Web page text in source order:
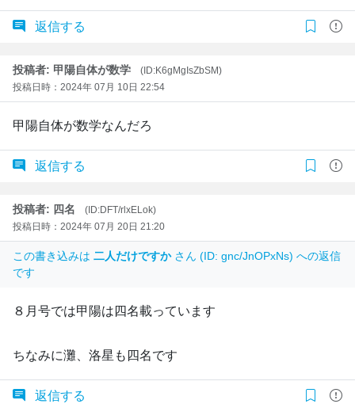
返信する
投稿者: 甲陽自体が数学
(ID:K6gMgIsZbSM)
投稿日時：2024年 07月 10日 22:54
甲陽自体が数学なんだろ
返信する
投稿者: 四名
(ID:DFT/rlxELok)
投稿日時：2024年 07月 20日 21:20
この書き込みは 二人だけですか さん (ID: gnc/JnOPxNs) への返信
です
８月号では甲陽は四名載っています
ちなみに灘、洛星も四名です
返信する